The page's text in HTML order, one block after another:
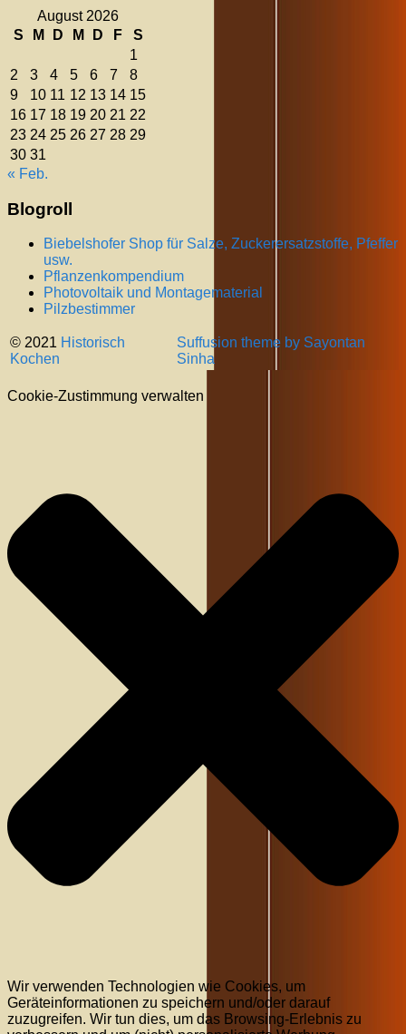
August 2026
S
M D M D F
S
1
2
3 4 5 6 7
8
9
10 11 12 13 14 15
16 17 18 19 20 21 22
23 24 25 26 27 28 29
30 31
« Feb.
Blogroll
Biebelshofer Shop für Salze, Zuckerersatzstoffe, Pfeffer
usw.
Pflanzenkompendium
Photovoltaik und Montagematerial
Pilzbestimmer
© 2021 Historisch
Kochen
Suffusion theme by Sayontan
Sinha
Cookie-Zustimmung verwalten
Wir verwenden Technologien wie Cookies, um
Geräteinformationen zu speichern und/oder darauf
zuzugreifen. Wir tun dies, um das Browsing-Erlebnis zu